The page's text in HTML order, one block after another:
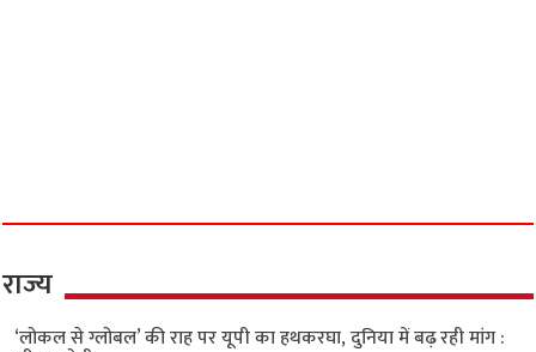
राज्य